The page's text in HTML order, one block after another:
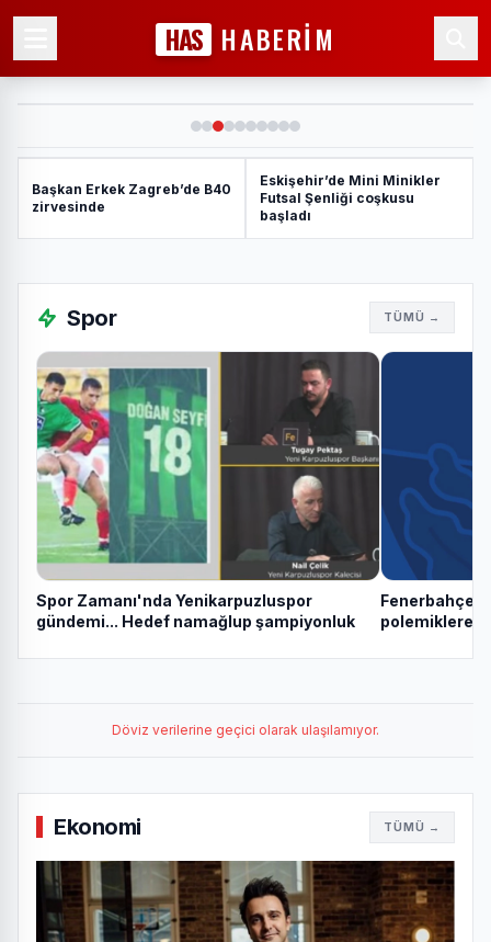
HAS HABERİM
Başkan Erkek Zagreb’de B40
zirvesinde
Başkan Erkek Zagreb’de B40
zirvesinde
Eskişehir’de Mini Minikler
Futsal Şenliği coşkusu
başladı
Spor TÜMÜ →
Spor Zamanı'nda Yenikarpuzluspor
gündemi... Hedef namağlup şampiyonluk
polemiklere
Manisa'dan amatör sporda 123
kulübe maddi destek
Döviz verilerine geçici olarak ulaşılamıyor.
Ekonomi TÜMÜ →